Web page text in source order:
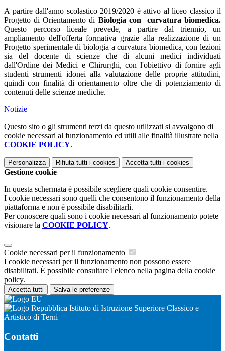
A partire dall'anno scolastico 2019/2020 è attivo al liceo classico il
Progetto di Orientamento di Biologia con curvatura biomedica.
Questo percorso liceale prevede, a partire dal triennio, un
ampliamento dell'offerta formativa grazie alla realizzazione di un
Progetto sperimentale di biologia a curvatura biomedica, con lezioni
sia del docente di scienze che di alcuni medici individuati
dall'Ordine dei Medici e Chirurghi, con l'obiettivo di fornire agli
studenti strumenti idonei alla valutazione delle proprie attitudini,
quindi con finalità di orientamento oltre che di potenziamento di
contenuti delle scienze mediche.
Notizie
Questo sito o gli strumenti terzi da questo utilizzati si avvalgono di
cookie necessari al funzionamento ed utili alle finalità illustrate nella
COOKIE POLICY.
Personalizza Rifiuta tutti i cookies Accetta tutti i cookies
Gestione cookie
In questa schermata è possibile scegliere quali cookie consentire.
I cookie necessari sono quelli che consentono il funzionamento della
piattaforma e non è possibile disabilitarli.
Per conoscere quali sono i cookie necessari al funzionamento potete
visionare la COOKIE POLICY.
Cookie necessari per il funzionamento
I cookie necessari per il funzionamento non possono essere
disabilitati. È possibile consultare l'elenco nella pagina della cookie
policy.
Accetta tutti Salva le preferenze
Istituto di Istruzione Superiore Classico e
Artistico di Terni
Contatti